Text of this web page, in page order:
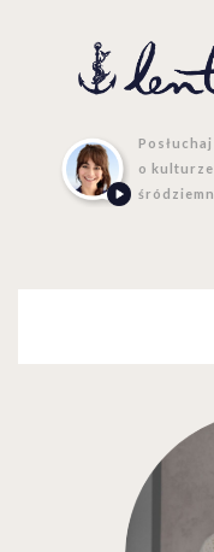
o kulturze